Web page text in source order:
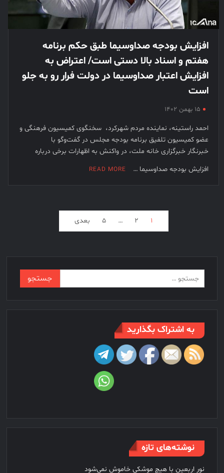
افزایش بودجه صداوسیما طبق حکم برنامه
هفتم و اسناد بالا دستی است/ اعتراض به
افزایش اعتبار صداوسیما در دولت فرار رو به جلو
است
۱۵ بهمن ۱۴۰۲
احمد راستینه، نماینده مردم شهرکرد، سخنگوی کمیسیون فرهنگی و
عضو کمیسیون تلفیق برنامه بودجه مجلس در گفت‌وگو با
خبرنگار خبرگزاری خانه ملت، در واکنش به اظهارات برخی درباره
افزایش بودجه صداوسیما …
READ MORE
۱ ۲ … ۵ بعدی
برای:
به اشتراک بگذارید
نوشته‌های تازه
نور اربعین با هیچ موشکی خاموش نمی‌شود